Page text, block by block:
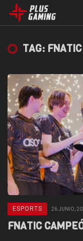
TAG:
ESPORTS 26 JUNIO,
FNATIC